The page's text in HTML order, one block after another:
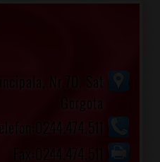
Nr.70, Sat
Gorgota